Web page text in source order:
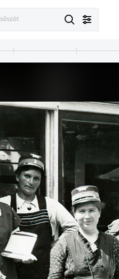
Budapest XIV.
háttérben a Stefánia út házai, jobbra a Földttani Intézet. Népfelkelő zászlóalj eskütétele 1914. szeptember 5-én.
· Budapest V.
utca - Károly körút sarok. Ferenc József születésnapja alkalmával tartott "katona-nap", adománygyűjtés a hadbavonult katonák családjai javára.